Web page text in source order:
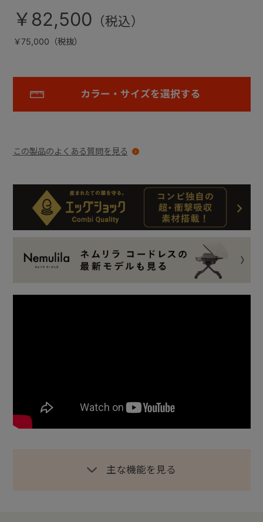
￥82,500
￥75,000（税抜）
カラー・サイズを選択する
この製品のよくある質問を見る
主な機能を見る